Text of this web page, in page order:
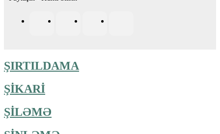
ŞIRTILDAMA
ŞİKARİ
ŞİLƏMƏ